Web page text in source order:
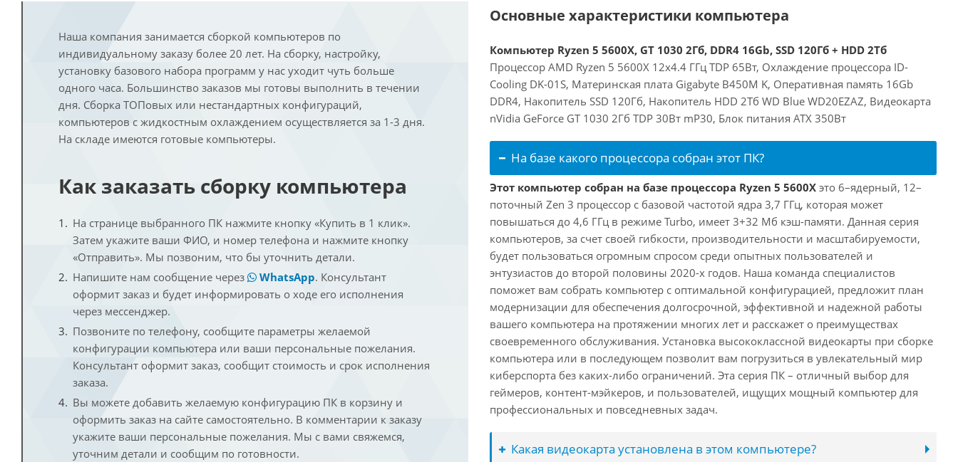
Наша компания занимается сборкой компьютеров по
индивидуальному заказу более 20 лет. На сборку, настройку,
установку базового набора программ у нас уходит чуть больше
одного часа. Большинство заказов мы готовы выполнить в течении
дня. Сборка ТОПовых или нестандартных конфигураций,
компьютеров с жидкостным охлаждением осуществляется за 1-3 дня.
На складе имеются готовые компьютеры.
Как заказать сборку компьютера
На странице выбранного ПК нажмите кнопку «Купить в 1 клик».
Затем укажите ваши ФИО, и номер телефона и нажмите кнопку
«Отправить». Мы позвоним, что бы уточнить детали.
Напишите нам сообщение через
WhatsApp. Консультант
оформит заказ и будет информировать о ходе его исполнения
через мессенджер.
Позвоните по телефону, сообщите параметры желаемой
конфигурации компьютера или ваши персональные пожелания.
Консультант оформит заказ, сообщит стоимость и срок исполнения
заказа.
Вы можете добавить желаемую конфигурацию ПК в корзину и
оформить заказ на сайте самостоятельно. В комментарии к заказу
укажите ваши персональные пожелания. Мы с вами свяжемся,
уточним детали и сообщим по готовности.
Основные характеристики компьютера
Компьютер Ryzen 5 5600X, GT 1030 2Гб, DDR4 16Gb, SSD 120Гб + HDD 2Тб
Процессор AMD Ryzen 5 5600X 12x4.4 ГГц TDP 65Вт, Охлаждение процессора ID-
Cooling DK-01S, Материнская плата Gigabyte B450M K, Оперативная память 16Gb
DDR4, Накопитель SSD 120Гб, Накопитель HDD 2Тб WD Blue WD20EZAZ, Видеокарта
nVidia GeForce GT 1030 2Гб TDP 30Вт mP30, Блок питания ATX 350Вт
На базе какого процессора собран этот ПК?
Этот компьютер собран на базе процессора Ryzen 5 5600X это 6–ядерный, 12–
поточный Zen 3 процессор с базовой частотой ядра 3,7 ГГц, которая может
повышаться до 4,6 ГГц в режиме Turbo, имеет 3+32 Мб кэш-памяти. Данная серия
компьютеров, за счет своей гибкости, производительности и масштабируемости,
будет пользоваться огромным спросом среди опытных пользователей и
энтузиастов до второй половины 2020-х годов. Наша команда специалистов
поможет вам собрать компьютер с оптимальной конфигурацией, предложит план
модернизации для обеспечения долгосрочной, эффективной и надежной работы
вашего компьютера на протяжении многих лет и расскажет о преимуществах
своевременного обслуживания. Установка высококлассной видеокарты при сборке
компьютера или в последующем позволит вам погрузиться в увлекательный мир
киберспорта без каких-либо ограничений. Эта серия ПК – отличный выбор для
геймеров, контент-мэйкеров, и пользователей, ищущих мощный компьютер для
профессиональных и повседневных задач.
Какая видеокарта установлена в этом компьютере?